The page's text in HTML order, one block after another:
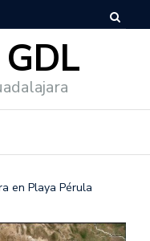
en Playa Pérula